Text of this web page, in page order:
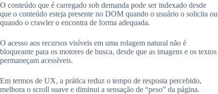
O conteúdo que é carregado sob demanda pode ser indexado desde
que o conteúdo esteja presente no DOM quando o usuário o solicita ou
quando o crawler o encontra de forma adequada.
O acesso aos recursos visíveis em uma rolagem natural não é
bloqueante para os motores de busca, desde que as imagens e os textos
permaneçam acessíveis.
Em termos de UX, a prática reduz o tempo de resposta percebido,
melhora o scroll suave e diminui a sensação de “peso” da página.